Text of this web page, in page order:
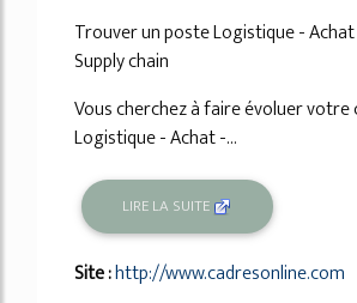
Trouver un poste Logistique -
Supply chain
Vous cherchez à faire évoluer
Logistique - Achat -...
LIRE LA SUITE
Site :http://www.cadresonline.com